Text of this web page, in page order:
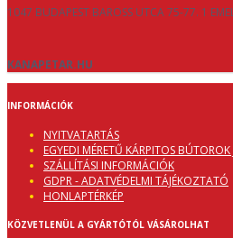
1047 BUDAPEST BAROSS UTCA 75-77. 1
KANAPETAR.HU
INFORMÁCIÓK
NYITVATARTÁS
EGYEDI MÉRETŰ KÁRPITOS BÚTOROK
SZÁLLÍTÁSI INFORMÁCIÓK
GDPR - ADATVÉDELMI TÁJÉKOZTATÓ
HONLAPTÉRKÉP
KÖZVETLENÜL A GYÁRTÓTÓL VÁSÁROLHAT